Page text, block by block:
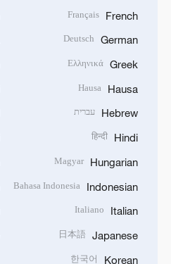
French
Français
German
Deutsch
Greek
Ελληνικά
Hausa
Hausa
Hebrew עברית
Hindi
हिन्दी
Hungarian
Magyar
Indonesian
Bahasa Indonesia
Italian
Italiano
Japanese
日本語
Korean
한국어